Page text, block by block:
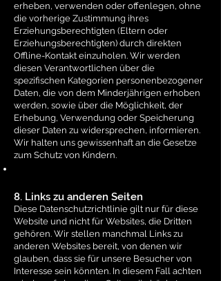
erheben, verwenden oder offenlegen, ohne
die vorherige Zustimmung ihres
Erziehungsberechtigten (Eltern oder
Erziehungsberechtigten) durch direkten
Offline-Kontakt einzuholen. Wir werden
diesen Verantwortlichen über die
spezifischen Kategorien personenbezogener
Daten, die von dem Minderjährigen erhoben
werden, sowie über die Möglichkeit, der
Erhebung, Verwendung oder Speicherung
dieser Daten zu widersprechen, informieren.
Wir halten uns gewissenhaft an die Gesetze
zum Schutz von Kindern.
8. Links zu anderen Seiten
Diese Datenschutzrichtlinie gilt nur für diese
Website und nicht für Websites, die Dritten
gehören. Wir stellen manchmal Links zu
anderen Websites bereit, von denen wir
glauben, dass sie für unsere Besucher von
Interesse sein könnten. In diesem Fall achten